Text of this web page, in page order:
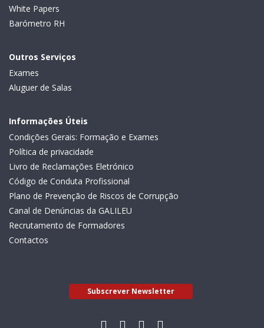
White Papers
Barómetro RH
Outros Serviços
Exames
Aluguer de Salas
Informações Úteis
Condições Gerais: Formação e Exames
Política de privacidade
Livro de Reclamações Eletrónico
Código de Conduta Profissional
Plano de Prevenção de Riscos de Corrupção
Canal de Denúncias da GALILEU
Recrutamento de Formadores
Contactos
Subscrever Newsletter